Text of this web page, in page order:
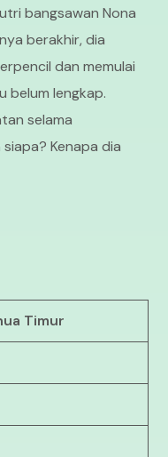
bangsawan Nona
berakhir, dia
dan memulai
belum lengkap.
selama
Kenapa dia
Timur